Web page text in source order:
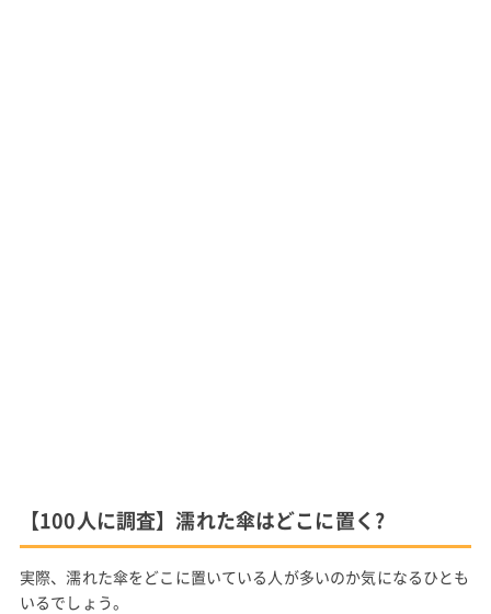
【100人に調査】濡れた傘はどこに置く?
実際、濡れた傘をどこに置いている人が多いのか気になるひとも
いるでしょう。